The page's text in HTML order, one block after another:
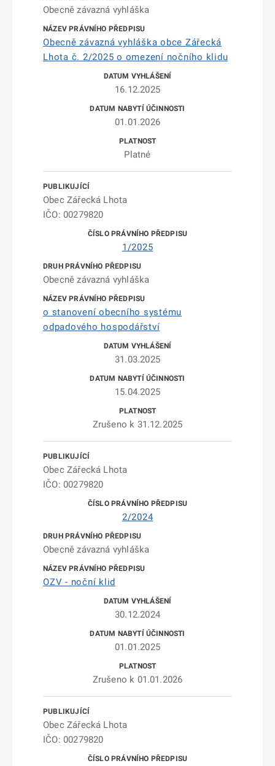
Obecně závazná vyhláška
Obecně závazná vyhláška obce Zářecká
Lhota č. 2/2025 o omezení nočního klidu
16.12.2025
01.01.2026
Platné
Obec Zářecká Lhota
IČO: 00279820
1/2025
Obecně závazná vyhláška
o stanovení obecního systému
odpadového hospodářství
31.03.2025
15.04.2025
Zrušeno k 31.12.2025
Obec Zářecká Lhota
IČO: 00279820
2/2024
Obecně závazná vyhláška
OZV - noční klid
30.12.2024
01.01.2025
Zrušeno k 01.01.2026
Obec Zářecká Lhota
IČO: 00279820